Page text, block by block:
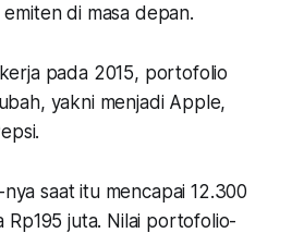
di masa depan.
pada 2015, portofolio
yakni menjadi Apple,
saat itu mencapai 12.300
Rp195 juta. Nilai portofolio-